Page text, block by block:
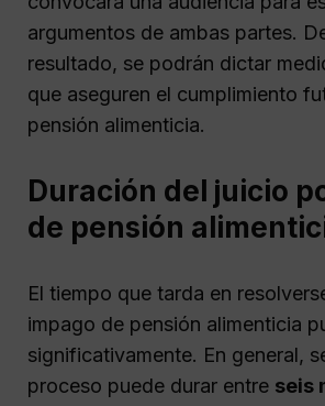
argumentos de ambas partes.
resultado, se podrán dictar
que aseguren el cumplimiento
pensión alimenticia.
Duración del juicio
de pensión
El tiempo que tarda en
impago de pensión alimenticia
significativamente. En general,
proceso puede durar entre seis